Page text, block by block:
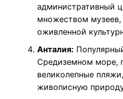
административный
множеством музеев,
оживленной
Анталия:
Средиземном море,
великолепные
живописную